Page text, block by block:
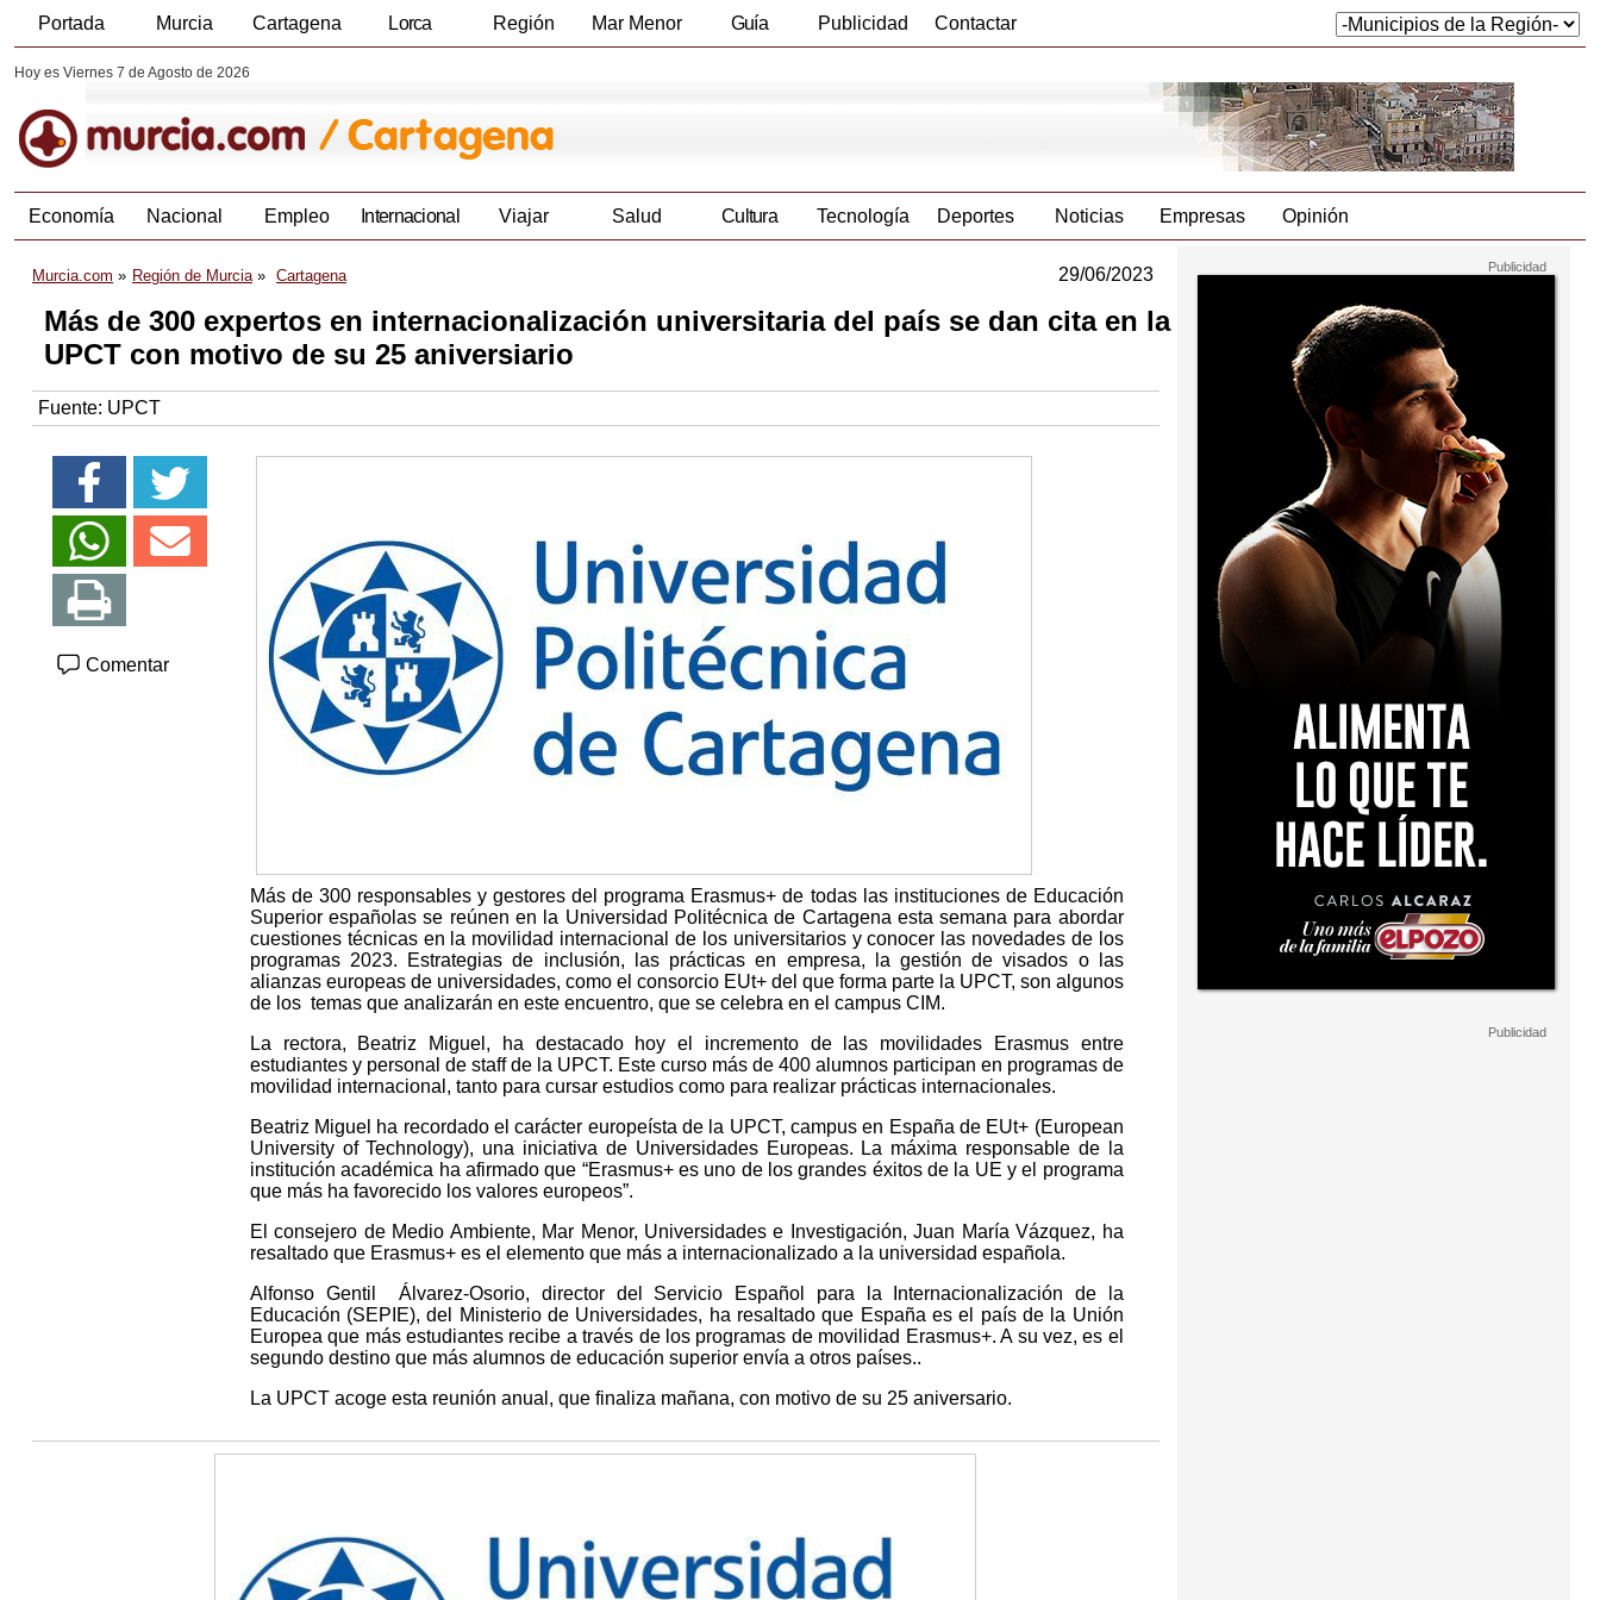
Portada Murcia Cartagena Lorca Región Mar Menor Guía Publicidad Contactar
Hoy es Viernes 7 de Agosto de 2026
Economía Nacional Empleo Internacional Viajar Salud Cultura Tecnología Deportes Noticias Empresas Opinión
Murcia.com Región de Murcia Cartagena 29/06/2023
Más de 300 expertos en internacionalización universitaria del país se dan cita en la
UPCT con motivo de su 25 aniversiario
Fuente: UPCT
Comentar
Más de 300 responsables y gestores del programa Erasmus+ de todas las instituciones de Educación
Superior españolas se reúnen en la Universidad Politécnica de Cartagena esta semana para abordar
cuestiones técnicas en la movilidad internacional de los universitarios y conocer las novedades de los
programas 2023. Estrategias de inclusión, las prácticas en empresa, la gestión de visados o las
alianzas europeas de universidades, como el consorcio EUt+ del que forma parte la UPCT, son algunos
de los temas que analizarán en este encuentro, que se celebra en el campus CIM.
La rectora, Beatriz Miguel, ha destacado hoy el incremento de las movilidades Erasmus entre
estudiantes y personal de staff de la UPCT. Este curso más de 400 alumnos participan en programas de
movilidad internacional, tanto para cursar estudios como para realizar prácticas internacionales.
Beatriz Miguel ha recordado el carácter europeísta de la UPCT, campus en España de EUt+ (European
University of Technology), una iniciativa de Universidades Europeas. La máxima responsable de la
institución académica ha afirmado que “Erasmus+ es uno de los grandes éxitos de la UE y el programa
que más ha favorecido los valores europeos”.
El consejero de Medio Ambiente, Mar Menor, Universidades e Investigación, Juan María Vázquez, ha
resaltado que Erasmus+ es el elemento que más a internacionalizado a la universidad española.
Alfonso Gentil Álvarez-Osorio, director del Servicio Español para la Internacionalización de la
Educación (SEPIE), del Ministerio de Universidades, ha resaltado que España es el país de la Unión
Europea que más estudiantes recibe a través de los programas de movilidad Erasmus+. A su vez, es el
segundo destino que más alumnos de educación superior envía a otros países..
La UPCT acoge esta reunión anual, que finaliza mañana, con motivo de su 25 aniversario.